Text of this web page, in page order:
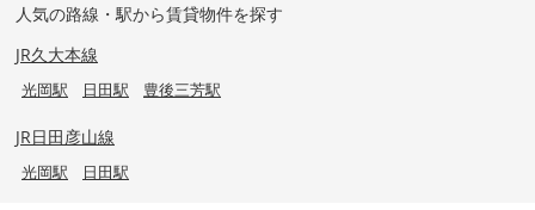
人気の路線・駅から賃貸物件を探す
JR久大本線
光岡駅 日田駅 豊後三芳駅
JR日田彦山線
光岡駅 日田駅